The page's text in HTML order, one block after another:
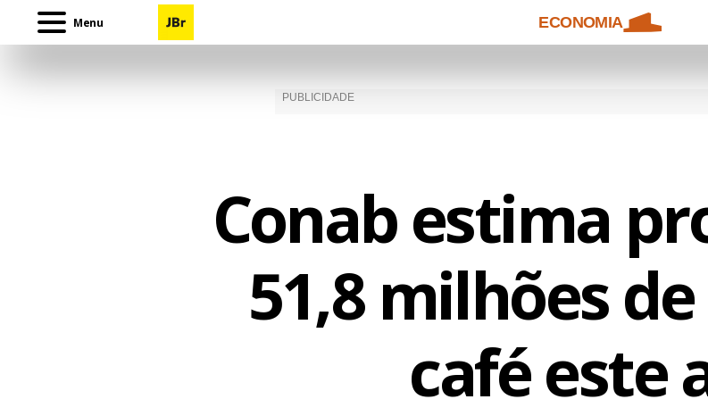
Menu ECONOMIA
Conab estima
51,8 milhões
café este